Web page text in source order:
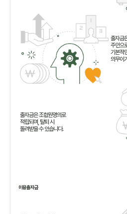
출자금
주인으
기본적
의무이
출자금은 조합원명의로
적립되며, 탈퇴 시
돌려받을 수 있습니다.
이용출자금